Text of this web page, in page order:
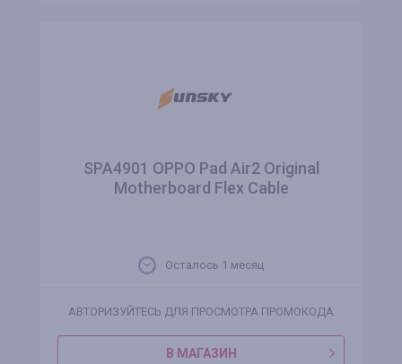
SPA4901 OPPO Pad Air2 Original
Motherboard Flex Cable
Осталось 1 месяц
АВТОРИЗУЙТЕСЬ ДЛЯ ПРОСМОТРА ПРОМОКОДА
В МАГАЗИН